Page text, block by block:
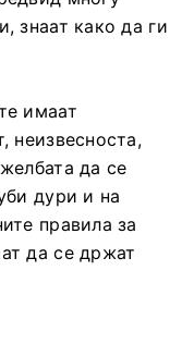
знаат како да ги
имаат
неизвесноста,
да се
дури и на
правила за
да се држат